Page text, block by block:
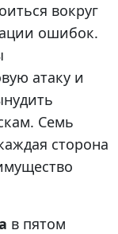
вокруг
ошибок.
атаку и
Семь
сторона
в пятом